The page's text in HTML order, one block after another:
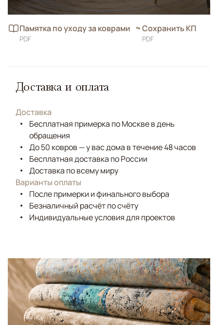
Памятка по уходу за коврами
PDF
Сохранить КП
PDF
Доставка и оплата
Доставка
Бесплатная примерка по Москве в день
обращения
До 50 ковров — у вас дома в течение 48 часов
Бесплатная доставка по России
Доставка по всему миру
Варианты оплаты
После примерки и финального выбора
Безналичный расчёт по счёту
Индивидуальные условия для проектов